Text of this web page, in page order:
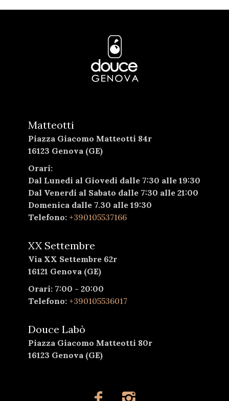
Matteotti
Piazza Giacomo Matteotti 84r
16123 Genova (GE)
Orari:
Dal Lunedi al Giovedi dalle 7:30 alle 19:30
Dal Venerdi al Sabato dalle 7:30 alle 21:00
Domenica dalle 7.30 alle 19:30
Telefono: +390105537166
XX Settembre
Via XX Settembre 62r
16121 Genova (GE)
Orari: 7:00 - 20:00
Telefono: +390105536017
Douce Labò
Piazza Giacomo Matteotti 80r
16123 Genova (GE)